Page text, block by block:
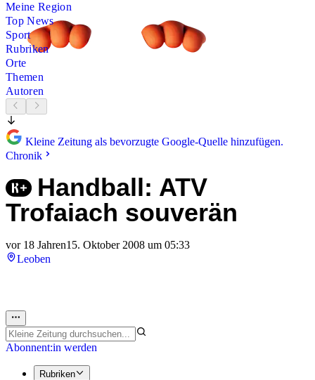
Meine Region
Top News
Sport
Rubriken
Orte
Themen
Autoren
Kleine Zeitung als bevorzugte Google-Quelle hinzufügen.
Chronik
Handball: ATV
Trofaiach souverän
vor 18 Jahren15. Oktober 2008 um 05:33
Leoben
Abonnent:in werden
Rubriken